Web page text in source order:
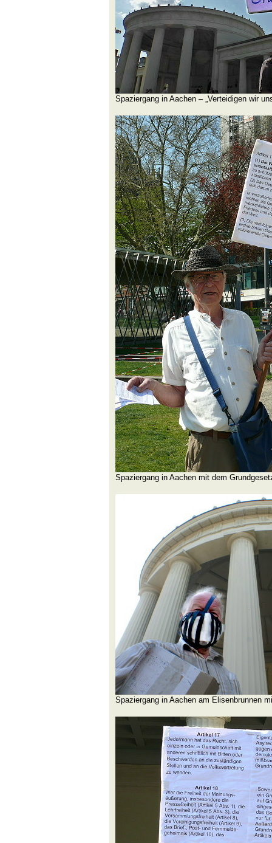
Spaziergang in Aachen – „Verteidigen wir
Spaziergang in Aachen mit dem
Spaziergang in Aachen am Elisenbrunnen